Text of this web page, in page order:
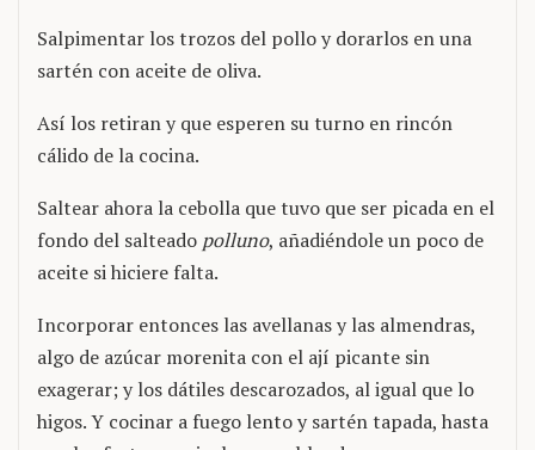
Salpimentar los trozos del pollo y dorarlos en una
sartén con aceite de oliva.
Así los retiran y que esperen su turno en rincón
cálido de la cocina.
Saltear ahora la cebolla que tuvo que ser picada en el
fondo del salteado polluno, añadiéndole un poco de
aceite si hiciere falta.
Incorporar entonces las avellanas y las almendras,
algo de azúcar morenita con el ají picante sin
exagerar; y los dátiles descarozados, al igual que lo
higos. Y cocinar a fuego lento y sartén tapada, hasta